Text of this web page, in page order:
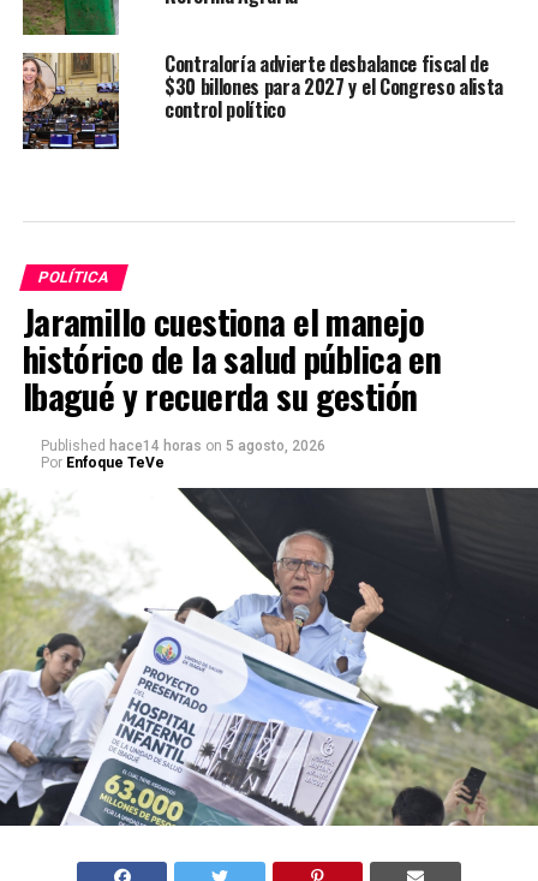
Contraloría advierte desbalance fiscal de
$30 billones para 2027 y el Congreso alista
control político
POLÍTICA
Jaramillo cuestiona el manejo
histórico de la salud pública en
Ibagué y recuerda su gestión
Published hace14 horas on 5 agosto, 2026
Por Enfoque TeVe